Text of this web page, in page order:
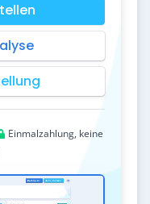
Einmalzahlung, keine